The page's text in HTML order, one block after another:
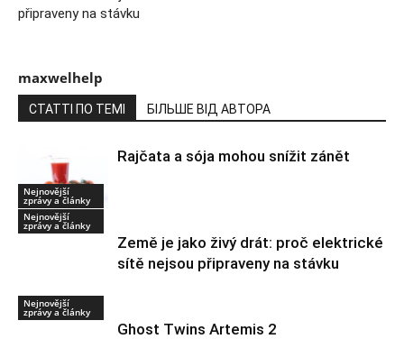
připraveny na stávku
maxwelhelp
СТАТТІ ПО ТЕМІ БІЛЬШЕ ВІД АВТОРА
Nejnovější
zprávy a články
Rajčata a sója mohou snížit zánět
Nejnovější
zprávy a články
Země je jako živý drát: proč elektrické
sítě nejsou připraveny na stávku
Nejnovější
zprávy a články
Ghost Twins Artemis 2